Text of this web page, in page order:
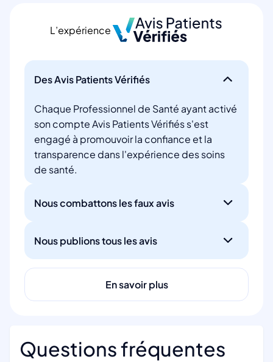
L’expérience
Des Avis Patients Vérifiés
Chaque Professionnel de Santé ayant activé
son compte Avis Patients Vérifiés s'est
engagé à promouvoir la confiance et la
transparence dans l'expérience des soins
de santé.
Nous combattons les faux avis
Nous publions tous les avis
En savoir plus
Questions fréquentes